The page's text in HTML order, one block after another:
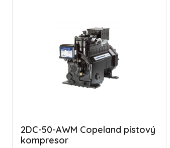
2DC-50-AWM Copeland pístový
kompresor